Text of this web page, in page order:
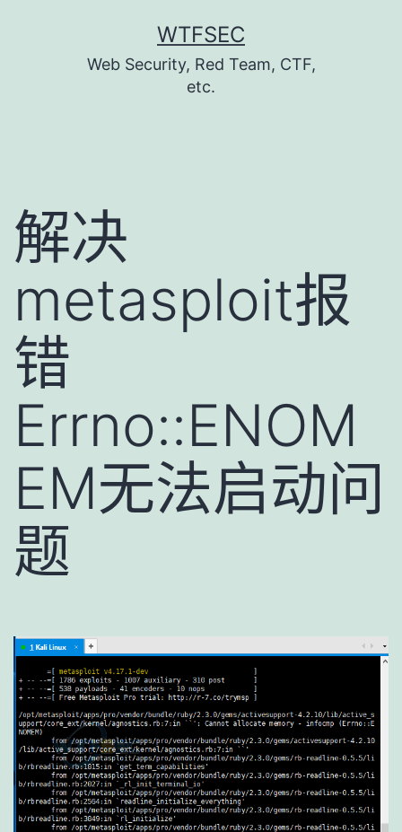
WTFSEC
Web Security, Red Team, CTF,
etc.
解决
metasploit报
错
Errno::ENOM
EM无法启动问
题